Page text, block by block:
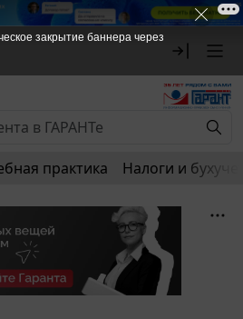
практика Налоги и
закрытие баннера через